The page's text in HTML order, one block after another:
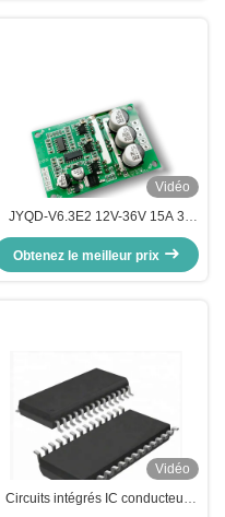
Vidéo
JYQD-V6.3E2 12V-36V 15A 3
phase BLDC carte de contrôle de
moteur.
Obtenez le meilleur prix
Vidéo
Circuits intégrés IC conducteur